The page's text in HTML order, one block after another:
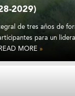
2029)
de tres años de
para un
MORE »